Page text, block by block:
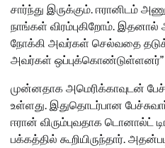
சார்ந்து இருக்கும். ஈரானிடம்
நாங்கள் விரம்புகிறோம்.
நோக்கி அவர்கள் செல்வதை
அவர்கள் ஒப்புக்கொண்டுள்ளனர்”
முன்னதாக அமெரிக்காவுடன்
உள்ளது. இதுதொடர்பான
ஈரான் விரும்புவதாக டொனால்ட்
பக்கத்தில் கூறியிருந்தார்.